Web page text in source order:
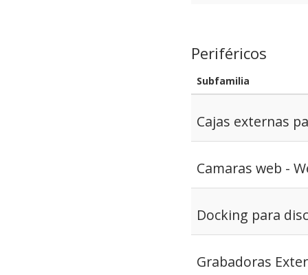
Periféricos
Subfamilia
Cajas externas
Camaras web -
Docking para
Grabadoras